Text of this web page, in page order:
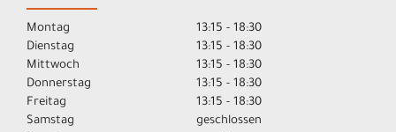
Montag
13:15 - 18:30
Dienstag
13:15 - 18:30
Mittwoch
13:15 - 18:30
Donnerstag
13:15 - 18:30
Freitag
13:15 - 18:30
Samstag
geschlossen